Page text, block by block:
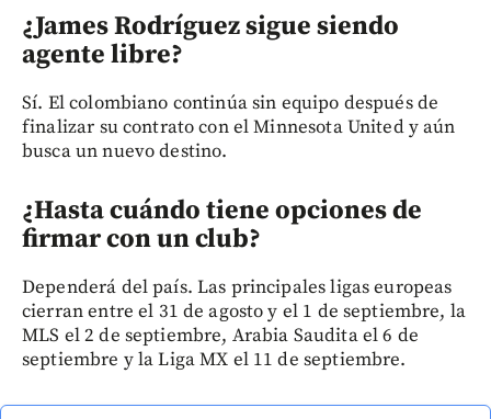
¿James Rodríguez sigue siendo
agente libre?
Sí. El colombiano continúa sin equipo después de
finalizar su contrato con el Minnesota United y aún
busca un nuevo destino.
¿Hasta cuándo tiene opciones de
firmar con un club?
Dependerá del país. Las principales ligas europeas
cierran entre el 31 de agosto y el 1 de septiembre, la
MLS el 2 de septiembre, Arabia Saudita el 6 de
septiembre y la Liga MX el 11 de septiembre.